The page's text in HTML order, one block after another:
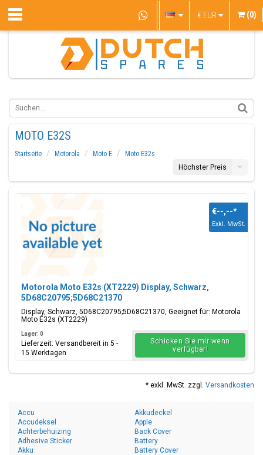
€ EUR (0)
MOTO E32S
Startseite Motorola Moto E
Moto E32s
Höchster Preis
Motorola Moto E32s (XT2229) Display, Schwarz,
5D68C20795;5D68C21370
Display, Schwarz, 5D68C20795;5D68C21370, Geeignet für: Motorola
Moto E32s (XT2229)
€--,--*
Exkl. MwSt.
Lager: 0
Lieferzeit: Versandbereit in 5 -
15 Werktagen
Schicken Sie mir wenn
verfügbar!
* exkl. MwSt. zzgl. Versandkosten
Accu
Accudeksel
Achterbehuizing
Adhesive Sticker
Akku
Akkudeckel
Apple
Back Cover
Battery
Battery Cover